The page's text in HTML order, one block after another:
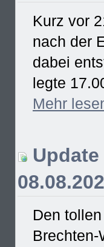
Kurz vor
nach der
dabei
legte
Mehr
Den
Brechten-